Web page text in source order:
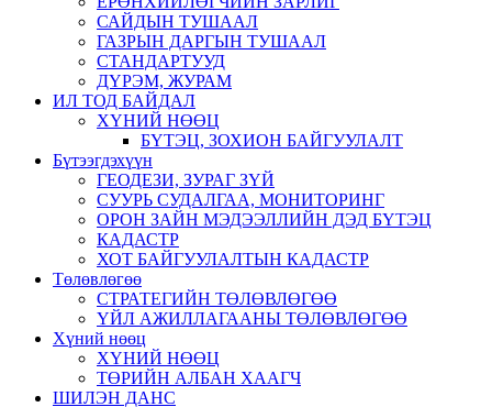
САЙДЫН ТУШААЛ
ГАЗРЫН ДАРГЫН ТУШААЛ
СТАНДАРТУУД
ДҮРЭМ, ЖУРАМ
ИЛ ТОД БАЙДАЛ
ХҮНИЙ НӨӨЦ
БҮТЭЦ, ЗОХИОН БАЙГУУЛАЛТ
Бүтээгдэхүүн
ГЕОДЕЗИ, ЗУРАГ ЗҮЙ
СУУРЬ СУДАЛГАА, МОНИТОРИНГ
ОРОН ЗАЙН МЭДЭЭЛЛИЙН ДЭД БҮТЭЦ
КАДАСТР
ХОТ БАЙГУУЛАЛТЫН КАДАСТР
Төлөвлөгөө
СТРАТЕГИЙН ТӨЛӨВЛӨГӨӨ
ҮЙЛ АЖИЛЛАГААНЫ ТӨЛӨВЛӨГӨӨ
Хүний нөөц
ХҮНИЙ НӨӨЦ
ТӨРИЙН АЛБАН ХААГЧ
ШИЛЭН ДАНС